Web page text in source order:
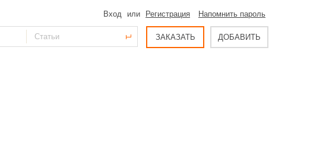
Вход или Регистрация Напомнить пароль
ЗАКАЗАТЬ ДОБАВИТЬ